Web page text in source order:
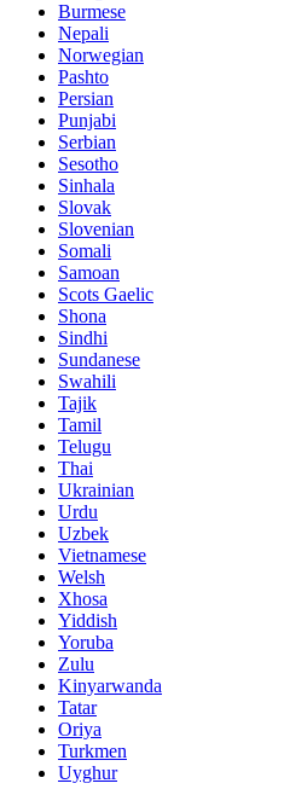
Burmese
Nepali
Norwegian
Pashto
Persian
Punjabi
Serbian
Sesotho
Sinhala
Slovak
Slovenian
Somali
Samoan
Scots Gaelic
Shona
Sindhi
Sundanese
Swahili
Tajik
Tamil
Telugu
Thai
Ukrainian
Urdu
Uzbek
Vietnamese
Welsh
Xhosa
Yiddish
Yoruba
Zulu
Kinyarwanda
Tatar
Oriya
Turkmen
Uyghur